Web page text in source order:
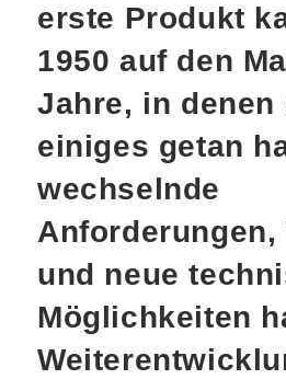
erste Produkt
1950 auf den
Jahre, in denen
einiges getan
wechselnde
Anforderungen,
und neue
Möglichkeiten